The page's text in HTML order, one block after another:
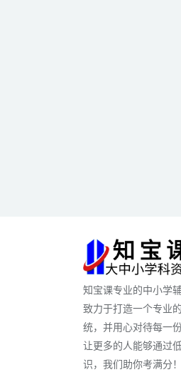
知宝课专业的中小学
致力于打造一个专业
统，并用心对待每一
让更多的人能够通过
识，我们助你考满分！